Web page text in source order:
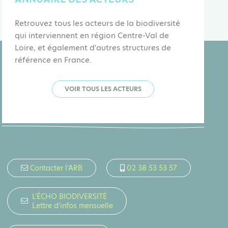
Retrouvez tous les acteurs de la biodiversité
qui interviennent en région Centre-Val de
Loire, et également d'autres structures de
référence en France.
VOIR TOUS LES ACTEURS
Contacter l'ARB 02 38 53 53 57
L'ÉCHO BIODIVERSITÉ
Lettre d'infos mensuelle